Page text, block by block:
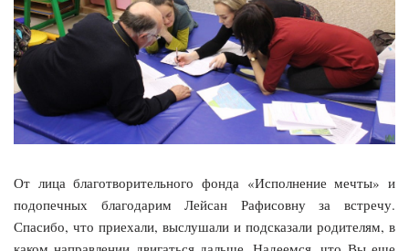
От лица благотворительного фонда «Исполнение мечты» и
подопечных благодарим Лейсан Рафисовну за встречу.
Спасибо, что приехали, выслушали и подсказали родителям, в